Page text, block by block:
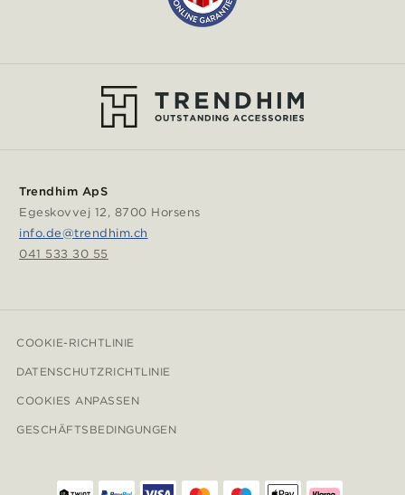
Trendhim ApS
Egeskovvej 12, 8700 Horsens
info.de@trendhim.ch
041 533 30 55
COOKIE-RICHTLINIE
DATENSCHUTZRICHTLINIE
COOKIES ANPASSEN
GESCHÄFTSBEDINGUNGEN